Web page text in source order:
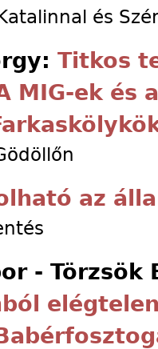
és
Titkos
MIG-ek és
az
- Törzsök